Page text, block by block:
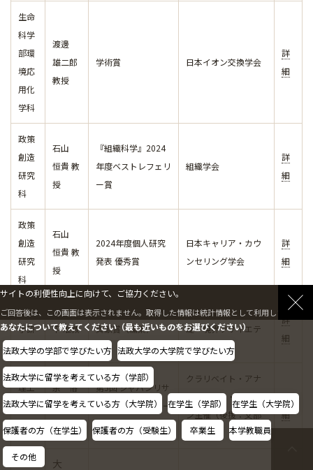
生命
科学
部環
境応
用化
学科
渡邊
雄二郎
教授
学術賞 日本イオン交換学会
詳
細
政策
創造
研究
科
石山
恒貴 教
授
『組織科学』2024
年度ベストレフェリ
ー賞
組織学会
詳
細
政策
創造
研究
科
石山
恒貴 教
授
2024年度個人研究
発表 優秀賞
日本キャリア・カウ
ンセリング学会
詳
細
理工
学研
究科
余 恪
平 准教
授
貢献賞（編集）
電子情報通信学会 基
礎・境界ソサイエテ
ィ
詳
細
理工
学研
究科
余 恪
平 准教
授
第5回 ジャパンリサ
ーチフロントアワー
ド
クラリベイト・アナ
リティクス・ジャパ
ン主催（後援：文部
科学省）
詳
細
大
サイトの利便性向上に向けて、ご協力ください。
ご回答後は、この画面は表示されません。取得した情報は統計情報として利用します。
あなたについて教えてください（最も近いものをお選びください）
法政大学の学部で学びたい方 法政大学の大学院で学びたい方
法政大学に留学を考えている方（学部）
法政大学に留学を考えている方（大学院） 在学生（学部） 在学生（大学院）
保護者の方（在学生） 保護者の方（受験生） 卒業生 本学教職員
その他